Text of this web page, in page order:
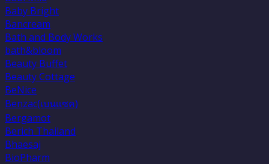
Baby Bright
Bancream
Bath and Body Works
bath&bloom
Beauty Buffet
Beauty Cottage
BeNice
Benzac(เบนเเซค)
Bergamot
Berich Thailand
Bhaesaj
BioPharm